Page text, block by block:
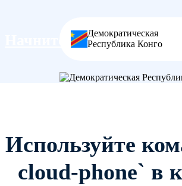
Начните прямо сейчас
Демократическая
Республика Конго
Используйте
cloud-phone` в